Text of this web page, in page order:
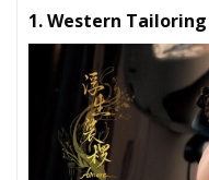
1. Western Tailoring